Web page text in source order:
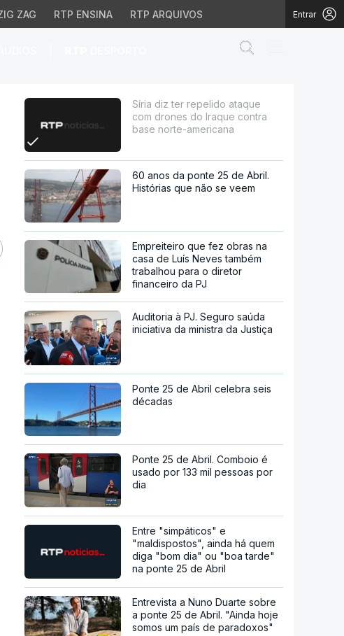
ZAG RTP ENSINA RTP ARQUIVOS Entrar
Iraque contra base
Síria diz ter repelido ataque
com drones do Iraque contra
base norte-americana
60 anos da ponte 25 de Abril.
Histórias que não se veem
Empreiteiro que fez obras na
casa de Luís Neves também
trabalhou para o diretor
financeiro da PJ
Auditoria à PJ. Seguro saúda
iniciativa da ministra da Justiça
Ponte 25 de Abril celebra seis
décadas
Ponte 25 de Abril. Comboio é
usado por 133 mil pessoas por
dia
Entre "simpáticos" e
"maldispostos", ainda há quem
diga "bom dia" ou "boa tarde"
na ponte 25 de Abril
Entrevista a Nuno Duarte sobre
a ponte 25 de Abril. "Ainda hoje
somos um país de paradoxos"